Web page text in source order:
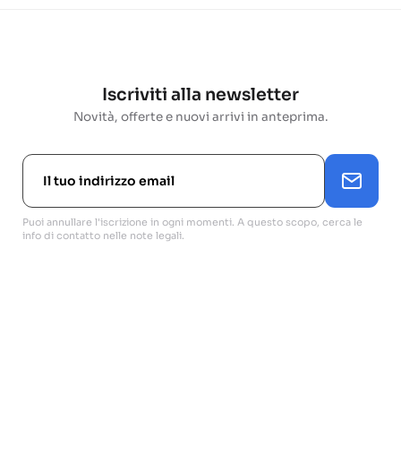
Iscriviti alla newsletter
Novità, offerte e nuovi arrivi in anteprima.
Puoi annullare l'iscrizione in ogni momenti. A questo scopo, cerca le
info di contatto nelle note legali.